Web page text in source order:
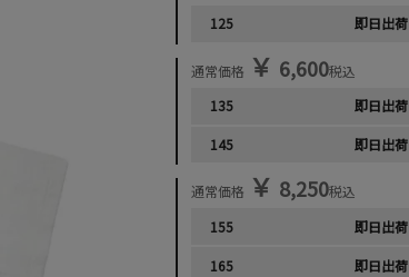
125
即日出荷
通常価格 ￥ 6,600税込
135
即日出荷
145
即日出荷
通常価格 ￥ 8,250税込
155
即日出荷
165
即日出荷